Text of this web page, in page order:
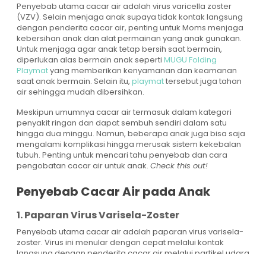
Penyebab utama cacar air adalah virus varicella zoster
(VZV). Selain menjaga anak supaya tidak kontak langsung
dengan penderita cacar air, penting untuk Moms menjaga
kebersihan anak dan alat permainan yang anak gunakan.
Untuk menjaga agar anak tetap bersih saat bermain,
diperlukan alas bermain anak seperti MUGU Folding
Playmatyang memberikan kenyamanan dan keamanan
saat anak bermain. Selain itu, playmattersebut juga tahan
air sehingga mudah dibersihkan.
Meskipun umumnya cacar air termasuk dalam kategori
penyakit ringan dan dapat sembuh sendiri dalam satu
hingga dua minggu. Namun, beberapa anak juga bisa saja
mengalami komplikasi hingga merusak sistem kekebalan
tubuh. Penting untuk mencari tahu penyebab dan cara
pengobatan cacar air untuk anak. Check this out!
Penyebab Cacar Air pada Anak
1. Paparan Virus Varisela-Zoster
Penyebab utama cacar air adalah paparan virus varisela-
zoster. Virus ini menular dengan cepat melalui kontak